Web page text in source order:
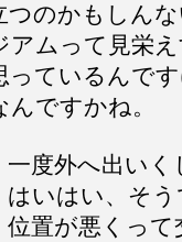
つのかもしん
アムって見栄
っているんで
んですかね。
一度外へ出い
はいはい、そ
位置が悪くっ